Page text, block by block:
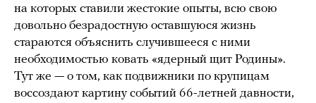
на которых ставили жестокие опыты, всю свою
довольно безрадостную оставшуюся жизнь
стараются объяснить случившееся с ними
необходимостью ковать «ядерный щит Родины».
Тут же — о том, как подвижники по крупицам
воссоздают картину событий 66-летней давности,